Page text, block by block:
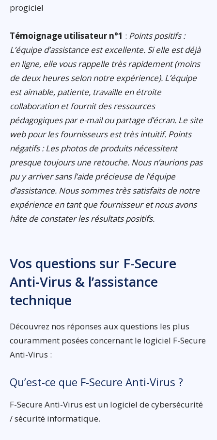
progiciel
Témoignage utilisateur n°1 : Points positifs :
L’équipe d’assistance est excellente. Si elle est déjà
en ligne, elle vous rappelle très rapidement (moins
de deux heures selon notre expérience). L’équipe
est aimable, patiente, travaille en étroite
collaboration et fournit des ressources
pédagogiques par e-mail ou partage d’écran. Le site
web pour les fournisseurs est très intuitif. Points
négatifs : Les photos de produits nécessitent
presque toujours une retouche. Nous n’aurions pas
pu y arriver sans l’aide précieuse de l’équipe
d’assistance. Nous sommes très satisfaits de notre
expérience en tant que fournisseur et nous avons
hâte de constater les résultats positifs.
Vos questions sur F-Secure
Anti-Virus & l’assistance
technique
Découvrez nos réponses aux questions les plus
couramment posées concernant le logiciel F-Secure
Anti-Virus :
Qu’est-ce que F-Secure Anti-Virus ?
F-Secure Anti-Virus est un logiciel de cybersécurité
/ sécurité informatique.